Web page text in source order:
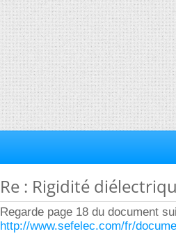
Re : Rigidité
Regarde page 18 du document
http://www.sefelec.com/fr/